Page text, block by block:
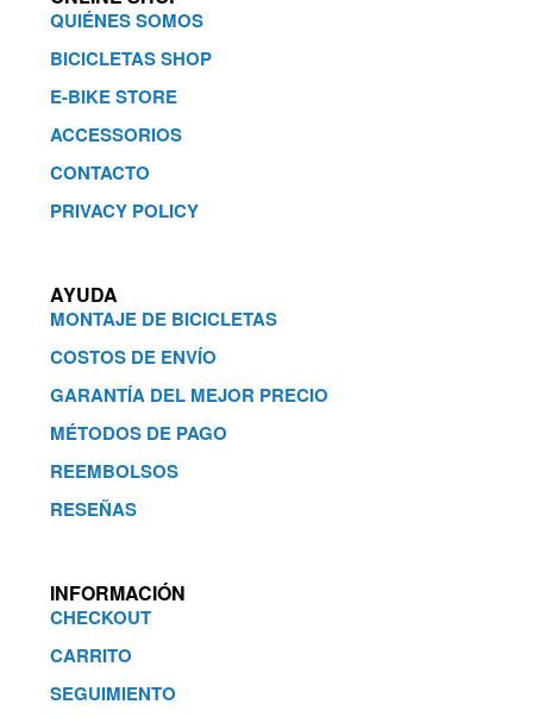
QUIÉNES SOMOS
BICICLETAS SHOP
E-BIKE STORE
ACCESSORIOS
CONTACTO
PRIVACY POLICY
AYUDA
MONTAJE DE BICICLETAS
COSTOS DE ENVÍO
GARANTÍA DEL MEJOR PRECIO
MÉTODOS DE PAGO
REEMBOLSOS
RESEÑAS
INFORMACIÓN
CHECKOUT
CARRITO
SEGUIMIENTO